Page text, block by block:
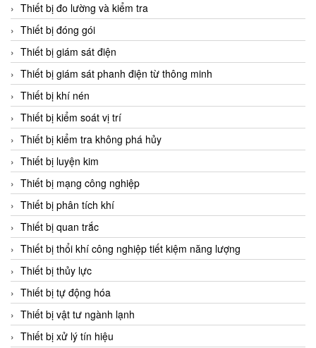
Chiyoda Seiki
Chiyoda-Tsusho
Chongqing Huaneng
Chromalox
ChuanYi
CIC
Clage
Clake Fololo
Clark Cooper
CMC Ventilazione
Coax Valves Inc
Codel
Cofimco
Coltraco
Comat Releco
Comax
Thiết bị đo lường và kiểm tra
Thiết bị đóng gói
Thiết bị giám sát điện
Thiết bị giám sát phanh điện từ thông minh
Thiết bị khí nén
Thiết bị kiểm soát vị trí
Thiết bị kiểm tra không phá hủy
Thiết bị luyện kim
Thiết bị mạng công nghiệp
Thiết bị phân tích khí
Thiết bị quan trắc
Thiết bị thổi khí công nghiệp tiết kiệm năng lượng
Thiết bị thủy lực
Thiết bị tự động hóa
Thiết bị vật tư ngành lạnh
Thiết bị xử lý tín hiệu